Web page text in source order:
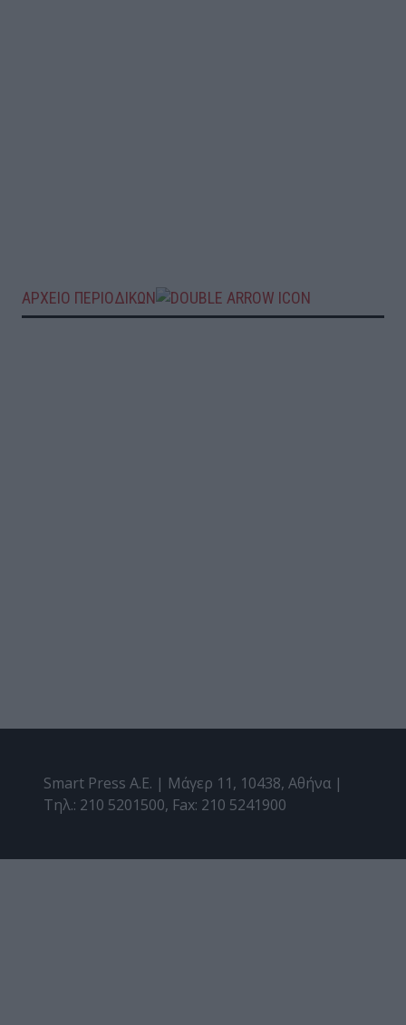
ΑΡΧΕΙΟ ΠΕΡΙΟΔΙΚΩΝ
Smart Press A.E. | Μάγερ 11, 10438, Αθήνα |
Τηλ.: 210 5201500, Fax: 210 5241900